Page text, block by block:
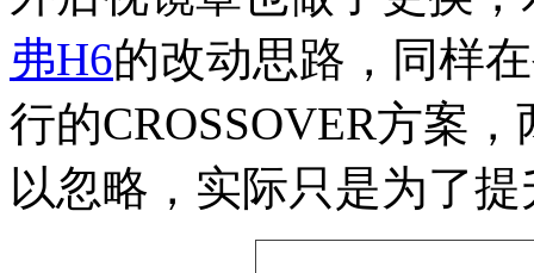
弗H6的改动思路，同样
行的CROSSOVER方案
以忽略，实际只是为了